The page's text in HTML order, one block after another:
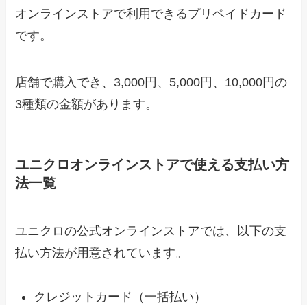
オンラインストアで利用できるプリペイドカード
です。
店舗で購入でき、3,000円、5,000円、10,000円の
3種類の金額があります。
ユニクロオンラインストアで使える支払い方
法一覧
ユニクロの公式オンラインストアでは、以下の支
払い方法が用意されています。
クレジットカード（一括払い）